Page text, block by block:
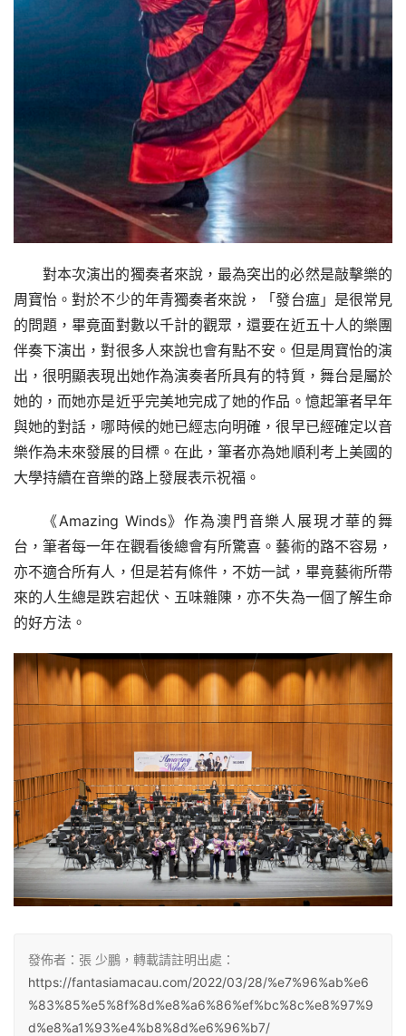
對本次演出的獨奏者來說，最為突出的必然是敲擊樂的
周寶怡。對於不少的年青獨奏者來說，「發台瘟」是很常見
的問題，畢竟面對數以千計的觀眾，還要在近五十人的樂團
伴奏下演出，對很多人來說也會有點不安。但是周寶怡的演
出，很明顯表現出她作為演奏者所具有的特質，舞台是屬於
她的，而她亦是近乎完美地完成了她的作品。憶起筆者早年
與她的對話，哪時候的她已經志向明確，很早已經確定以音
樂作為未來發展的目標。在此，筆者亦為她順利考上美國的
大學持續在音樂的路上發展表示祝福。
《Amazing Winds》作為澳門音樂人展現才華的舞
台，筆者每一年在觀看後總會有所驚喜。藝術的路不容易，
亦不適合所有人，但是若有條件，不妨一試，畢竟藝術所帶
來的人生總是跌宕起伏、五味雜陳，亦不失為一個了解生命
的好方法。
發佈者：張 少鵬，轉載請註明出處：
https://fantasiamacau.com/2022/03/28/%e7%96%ab%e6
%83%85%e5%8f%8d%e8%a6%86%ef%bc%8c%e8%97%9
d%e8%a1%93%e4%b8%8d%e6%96%b7/